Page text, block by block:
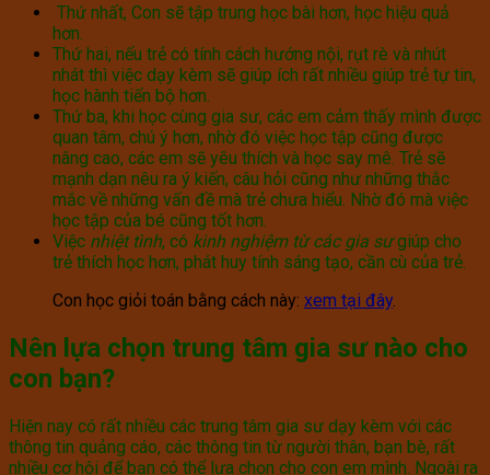
Thứ nhất, Con sẽ tập trung học bài hơn, học hiệu quả
hơn.
Thứ hai, nếu trẻ có tính cách hướng nội, rụt rè và nhút
nhát thì việc dạy kèm sẽ giúp ích rất nhiều giúp trẻ tự tin,
học hành tiến bộ hơn.
Thứ ba, khi học cùng gia sư, các em cảm thấy mình được
quan tâm, chú ý hơn, nhờ đó việc học tập cũng được
nâng cao, các em sẽ yêu thích và học say mê. Trẻ sẽ
mạnh dạn nêu ra ý kiến, câu hỏi cũng như những thắc
mắc về những vấn đề mà trẻ chưa hiểu. Nhờ đó mà việc
học tập của bé cũng tốt hơn.
Việc nhiệt tình, có kinh nghiệm từ các gia sưgiúp cho
trẻ thích học hơn, phát huy tính sáng tạo, cần cù của trẻ.
Con học giỏi toán bằng cách này: xem tại đây.
Nên lựa chọn trung tâm gia sư nào cho
con bạn?
Hiện nay có rất nhiều các trung tâm gia sư dạy kèm với các
thông tin quảng cáo, các thông tin từ người thân, bạn bè, rất
nhiều cơ hội để bạn có thể lựa chọn cho con em mình. Ngoài ra